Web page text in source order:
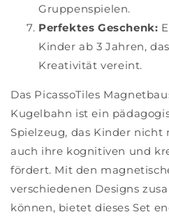
Gruppenspielen.
Perfektes Geschenk:
Kinder ab 3 Jahren,
Kreativität vereint.
Das PicassoTiles
Kugelbahn ist ein
Spielzeug, das Kinder
auch ihre kognitiven und
fördert. Mit den
verschiedenen Designs
können, bietet dieses Set